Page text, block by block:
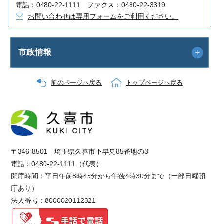
電話：0480-22-1111 ファクス：0480-22-3319
お問い合わせは専用フォームをご利用ください。
市政情報
前のページへ戻る トップページへ戻る
〒346-8501 埼玉県久喜市下早見85番地の3
電話：0480-22-1111（代表）
開庁時間：平日午前8時45分から午後4時30分まで（一部日曜開
庁あり）
法人番号：8000020112321